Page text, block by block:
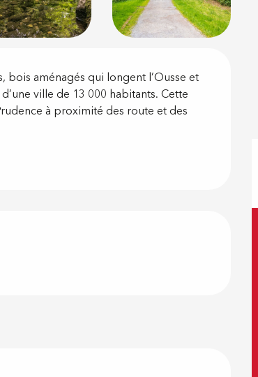
aménagés qui longent l’Ousse et
ville de 13 000 habitants. Cette
à proximité des route et des